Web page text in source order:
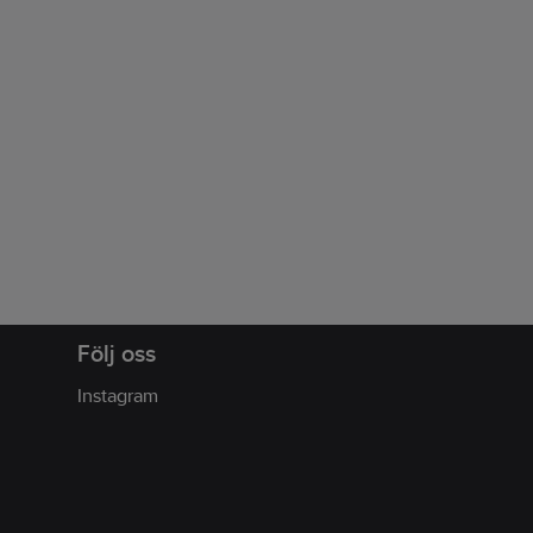
Följ oss
Instagram